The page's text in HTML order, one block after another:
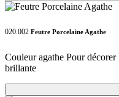
020.002 Feutre Porcelaine Agathe
Couleur agathe Pour
brillante
Loading...
Loading...